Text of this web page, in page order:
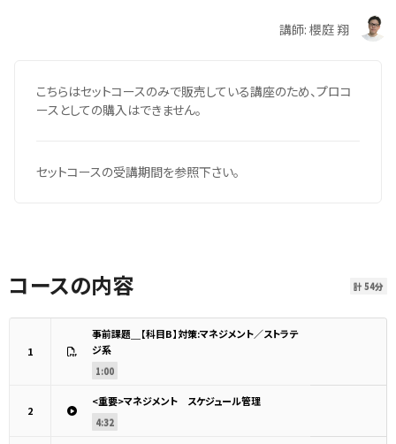
講師: 櫻庭 翔
こちらはセットコースのみで販売している講座のため、プロコ
ースとしての購入はできません。
セットコースの受講期間を参照下さい。
コースの内容 計 54分
1
事前課題＿【科目B】対策:マネジメント／ストラテ
ジ系
1:00
2
<重要>マネジメント スケジュール管理
4:32